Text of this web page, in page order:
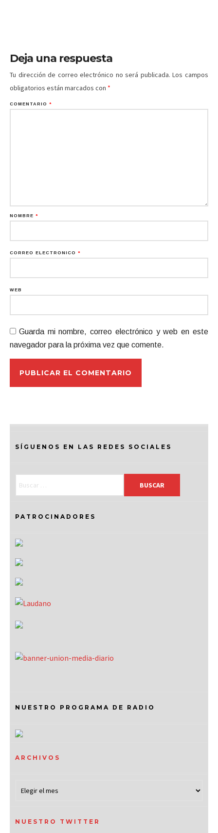
Deja una respuesta
Tu dirección de correo electrónico no será publicada. Los campos
obligatorios están marcados con *
COMENTARIO *
NOMBRE *
CORREO ELECTRÓNICO *
WEB
Guarda mi nombre, correo electrónico y web en este
navegador para la próxima vez que comente.
SÍGUENOS EN LAS REDES SOCIALES
PATROCINADORES
NUESTRO PROGRAMA DE RADIO
ARCHIVOS
NUESTRO TWITTER